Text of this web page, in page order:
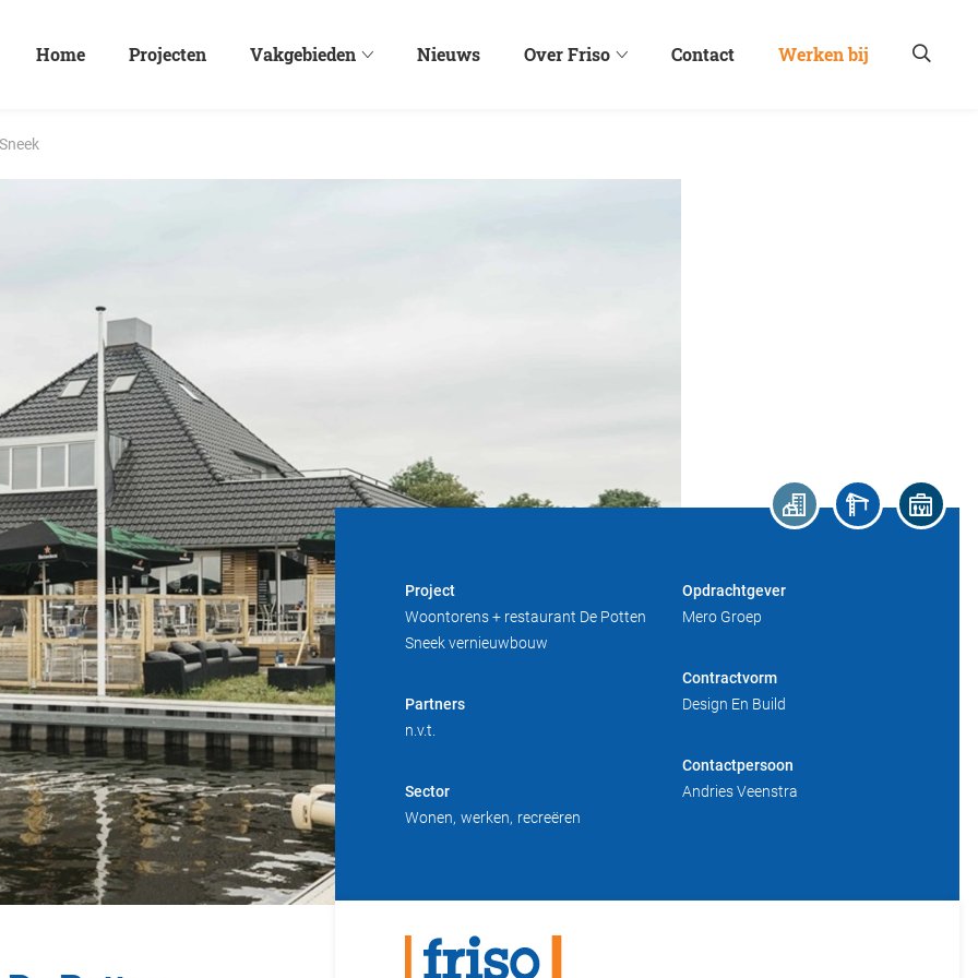
Home Projecten Vakgebieden Nieuws Over Friso Contact Werken bij
Project
Woontorens + restaurant De Potten
Sneek vernieuwbouw
Partners
n.v.t.
Sector
Wonen werken recreëren
Opdrachtgever
Mero Groep
Contractvorm
Design En Build
Contactpersoon
Andries Veenstra